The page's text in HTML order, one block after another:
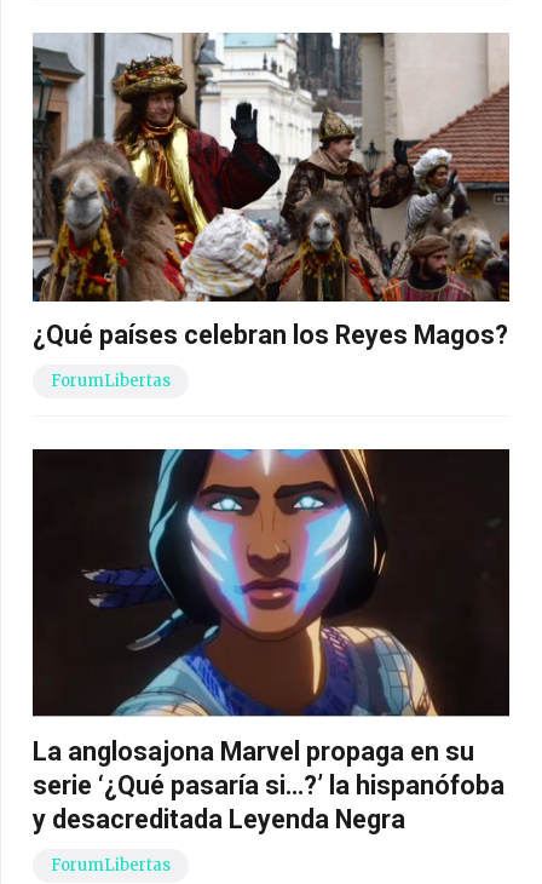
¿Qué países celebran los Reyes Magos?
ForumLibertas
La anglosajona Marvel propaga en su
serie ‘¿Qué pasaría si…?’ la hispanófoba
y desacreditada Leyenda Negra
ForumLibertas